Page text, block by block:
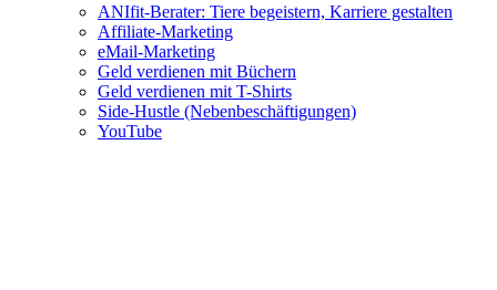
ANIfit-Berater: Tiere begeistern, Karriere gestalten
Affiliate-Marketing
eMail-Marketing
Geld verdienen mit Büchern
Geld verdienen mit T-Shirts
Side-Hustle (Nebenbeschäftigungen)
YouTube